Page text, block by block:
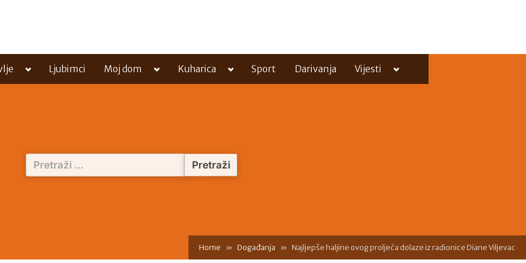
Toggle
menu
Ljubimci Moj dom
Toggle
menu
Kuharica
Toggle
menu
Sport Darivanja Vijesti
Toggle
menu
Pretraži:
Home Događanja Najljepše haljine ovog proljeća dolaze iz radionice Diane Viljevac